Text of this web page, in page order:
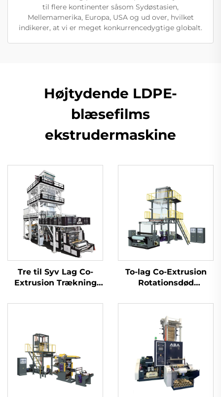
til flere kontinenter såsom Sydøstasien,
Mellemamerika, Europa, USA og ud over, hvilket
indikerer, at vi er meget konkurrencedygtige globalt.
Højtydende LDPE-
blæsefilms
ekstrudermaskine
Tre til Syv Lag Co-
Extrusion Trækning
Filmblæsermaskine
To-lag Co-Extrusion
Rotationsdød